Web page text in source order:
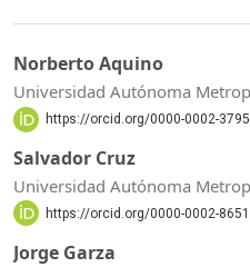
Norberto Aquino
Universidad Autónoma
https://orcid.org/0000-0002-
Salvador Cruz
Universidad Autónoma
https://orcid.org/0000-0002-
Jorge Garza